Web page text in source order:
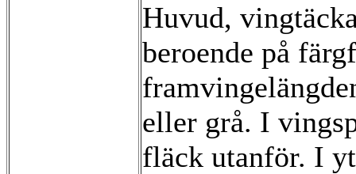
Huvud,
beroende på
eller grå. I
fläck utanför. I